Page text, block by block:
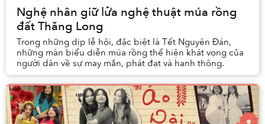
Nghệ nhân giữ lửa nghệ thuật múa rồng
đất Thăng Long
Trong những dịp lễ hội, đặc biệt là Tết Nguyên Đán,
những màn biểu diễn múa rồng thể hiện khát vọng của
người dân về sự may mắn, phát đạt và hanh thông.